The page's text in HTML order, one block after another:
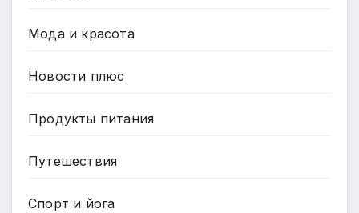
Мода и красота
Новости плюс
Продукты питания
Путешествия
Спорт и йога